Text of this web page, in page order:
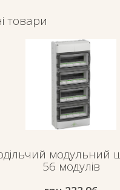
товари
модульний
56 модулів